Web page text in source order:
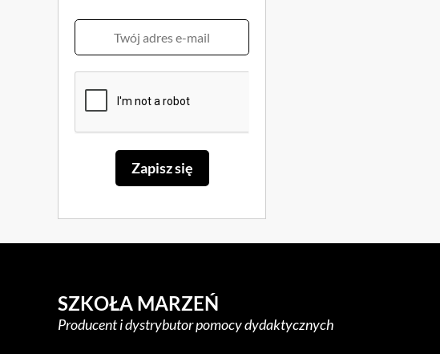
SZKOŁA MARZEŃ
Producent i dystrybutor pomocy dydaktycznych